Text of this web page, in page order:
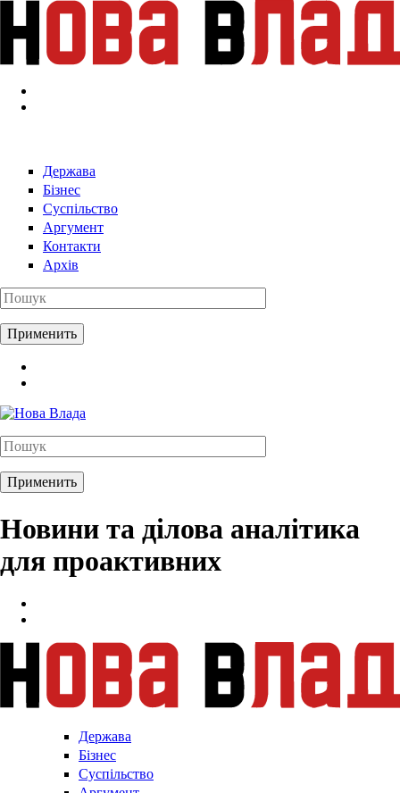
Перейти к основному содержанию
Держава
Бізнес
Суспільство
Аргумент
Контакти
Архів
Новини та ділова аналітика
для проактивних
Держава
Бізнес
Суспільство